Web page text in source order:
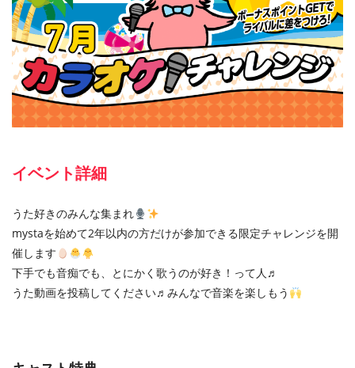
イベント詳細
うた好きのみんな集まれ
mystaを始めて2年以内の方だけが参加できる限定チャレンジを開
催します
下手でも音痴でも、とにかく歌うのが好き！って人♬
うた動画を投稿してください♬みんなで音楽を楽しもう